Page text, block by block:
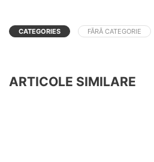
CATEGORIES FĂRĂ CATEGORIE
ARTICOLE SIMILARE